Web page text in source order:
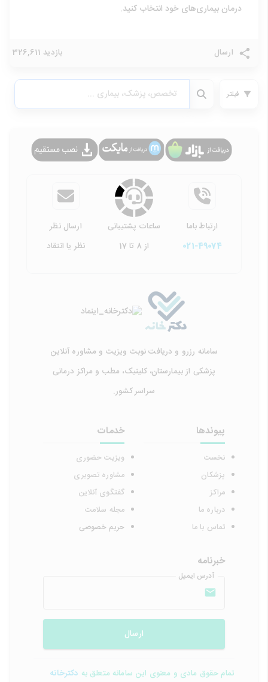
درمان بیماری‌های خود انتخاب کنید.
ارسال بازدید 326,611
فیلتر
ارتباط باما
021-49074
ساعات پشتیبانی
از 8 تا 17
ارسال نظر
نظر یا انتقاد
سامانه رزرو و دریافت نوبت ویزیت و مشاوره آنلاین
پزشکی از بیمارستان، کلینیک، مطب و مراکز درمانی
سراسر کشور.
پیوندها
نخست
پزشکان
مراکز
درباره ما
تماس با ما
خدمات
ویزیت حضوری
مشاوره تصویری
گفتگوی آنلاین
مجله سلامت
حریم خصوصی
خبرنامه
آدرس ایمیل
ارسال
تمام حقوق مادی و معنوی این سامانه متعلق به دکترخانه